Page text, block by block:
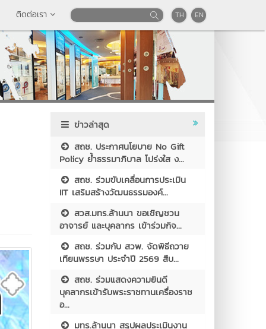
ติดต่อเรา TH EN
ข่าวล่าสุด
สถช. ประกาศนโยบาย No Gift
Policy ย้ำธรรมาภิบาล โปร่งใส ง...
สถช. ร่วมขับเคลื่อนการประเมิน
IIT เสริมสร้างวัฒนธรรมองค์...
สวส.มทร.ล้านนา ขอเชิญชวน
อาจารย์ และบุคลากร เข้าร่วมกิจ...
สถช. ร่วมกับ สวพ. จัดพิธีถวาย
เทียนพรรษา ประจำปี 2569 สืบ...
สถช. ร่วมแสดงความยินดี
บุคลากรเข้ารับพระราชทานเครื่องราช
อ...
มทร.ล้านนา สรุปผลประเมินงาน